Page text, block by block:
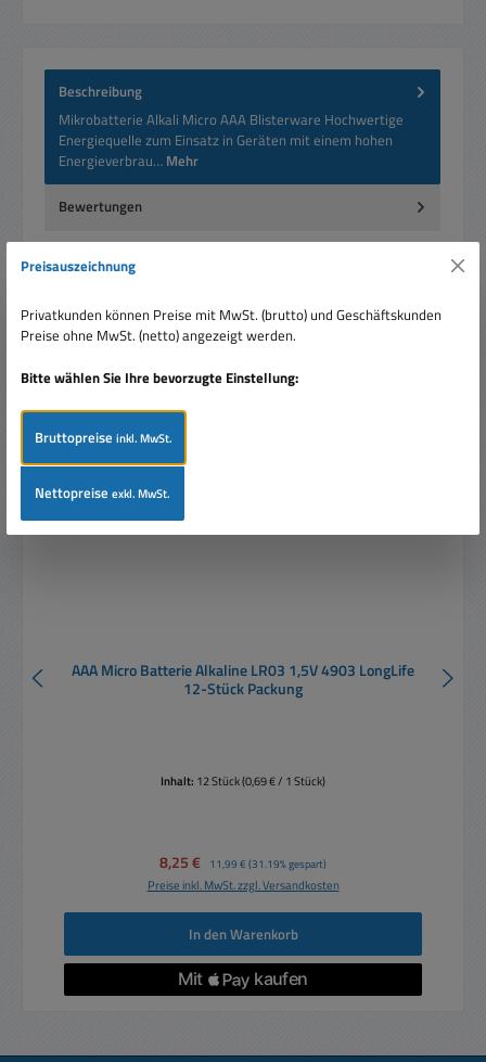
Beschreibung
Mikrobatterie Alkali Micro AAA Blisterware Hochwertige
Energiequelle zum Einsatz in Geräten mit einem hohen
Energieverbrau… Mehr
Bewertungen
Tipp
AAA Micro Batterie Alkaline LR03 1,5V 4903 LongLife
12-Stück Packung
Inhalt: 12 Stück(0,69 € / 1 Stück)
Verkaufspreis:
8,25 € Regulärer Preis:
11,99 € (31.19% gespart)
Preise inkl. MwSt. zzgl. Versandkosten
In den Warenkorb
Preisauszeichnung
Privatkunden können Preise mit MwSt. (brutto) und Geschäftskunden
Preise ohne MwSt. (netto) angezeigt werden.
Bitte wählen Sie Ihre bevorzugte Einstellung:
Bruttopreiseinkl. MwSt.
Nettopreiseexkl. MwSt.